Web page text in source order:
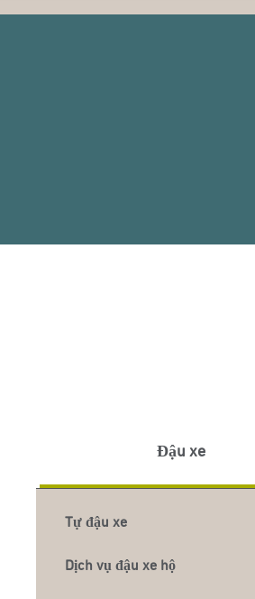
Đậu xe
Tự đậu xe
Dịch vụ đậu xe hộ